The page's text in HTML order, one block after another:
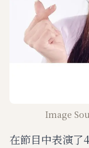
Image
在節目中表演